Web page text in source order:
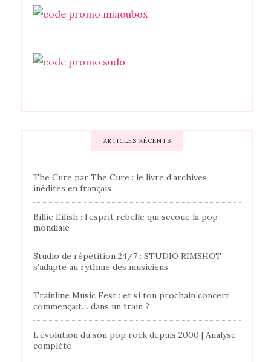
ARTICLES RÉCENTS
The Cure par The Cure : le livre d’archives
inédites en français
Billie Eilish : l’esprit rebelle qui secoue la pop
mondiale
Studio de répétition 24/7 : STUDIO RIMSHOT
s’adapte au rythme des musiciens
Trainline Music Fest : et si ton prochain concert
commençait… dans un train ?
L’évolution du son pop rock depuis 2000 | Analyse
complète